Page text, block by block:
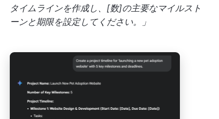
タイムラインを作成し、[数]の主要なマイルスト
ーンと期限を設定してください。」